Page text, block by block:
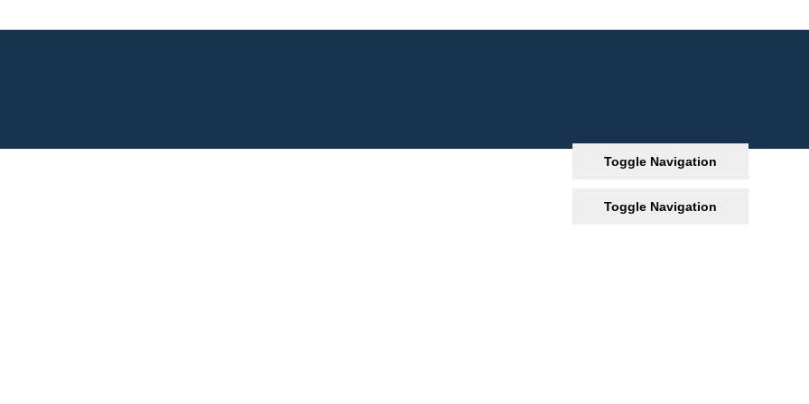
Toggle Navigation
Toggle Navigation